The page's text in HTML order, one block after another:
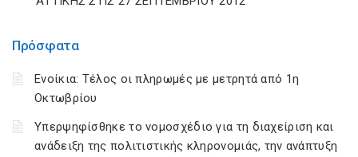
Πρόσφατα
Ενοίκια: Τέλος οι πληρωμές με μετρητά από 1η
Οκτωβρίου
Υπερψηφίσθηκε το νομοσχέδιο για τη διαχείριση και
ανάδειξη της πολιτιστικής κληρονομιάς, την ανάπτυξη